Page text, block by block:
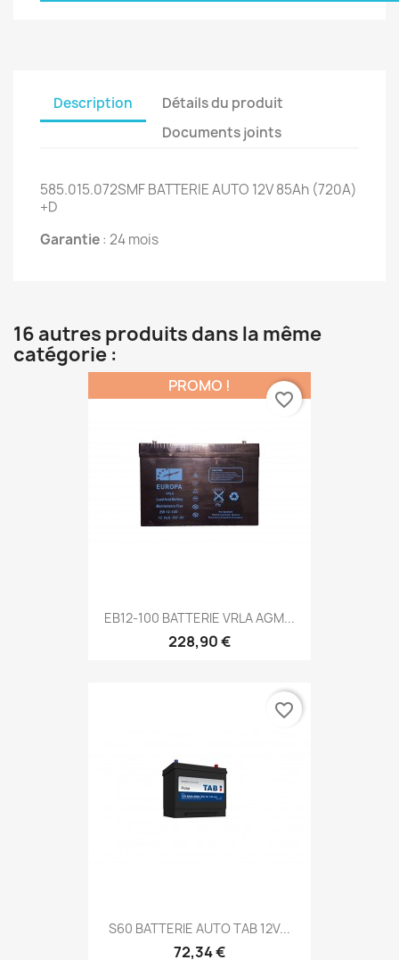
Description
Détails du produit
Documents joints
585.015.072SMF BATTERIE AUTO 12V 85Ah (720A)
+D
Garantie: 24 mois
16 autres produits dans la même
catégorie :
EB12-100 BATTERIE VRLA AGM...
228,90 €
PROMO !
favorite_border
S60 BATTERIE AUTO TAB 12V...
72,34 €
favorite_border